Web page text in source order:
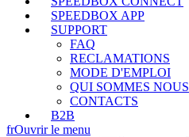
SPEEDBOX APP
SUPPORT
FAQ
RECLAMATIONS
MODE D'EMPLOI
QUI SOMMES NOUS
CONTACTS
B2B
frOuvrir le menu